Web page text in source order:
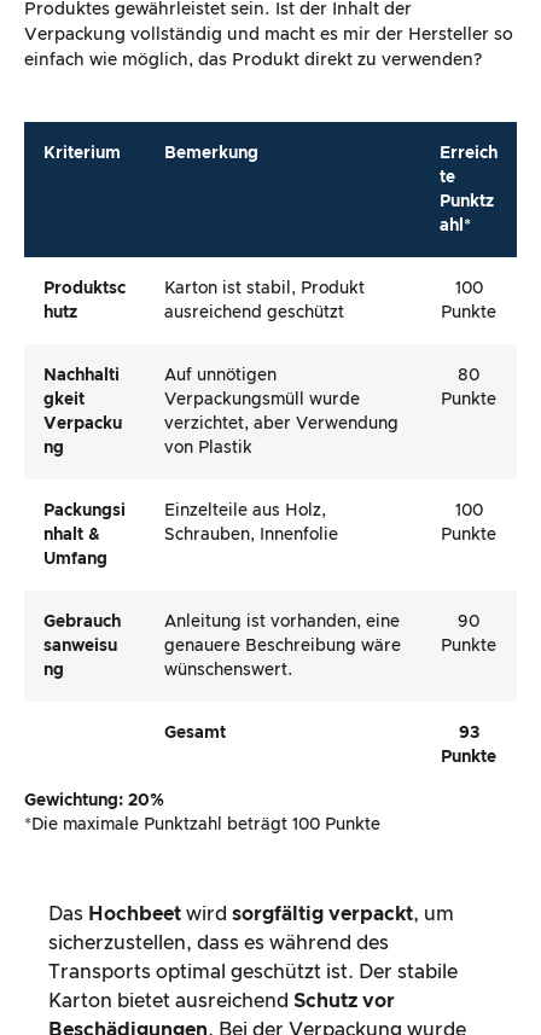
Produktes gewährleistet sein. Ist der Inhalt der
Verpackung vollständig und macht es mir der Hersteller so
einfach wie möglich, das Produkt direkt zu verwenden?
Kriterium Bemerkung
Erreich
te
Punktz
ahl*
Produktsc
Hutz
Karton ist stabil, Produkt
ausreichend geschützt
100
Punkte
Nachhalti
Gkeit
Verpacku
Ng
Auf unnötigen
Verpackungsmüll wurde
verzichtet, aber Verwendung
von Plastik
80
Punkte
Packungsi
Nhalt &
Umfang
Einzelteile aus Holz,
Schrauben, Innenfolie
100
Punkte
Gebrauch
Sanweisu
Ng
Anleitung ist vorhanden, eine
genauere Beschreibung wäre
wünschenswert.
90
Punkte
Gesamt
93
Punkte
Gewichtung: 20%
*Die maximale Punktzahl beträgt 100 Punkte
Das Hochbeet wird sorgfältig verpackt, um
sicherzustellen, dass es während des
Transports optimal geschützt ist. Der stabile
Karton bietet ausreichend Schutz vor
Beschädigungen. Bei der Verpackung wurde